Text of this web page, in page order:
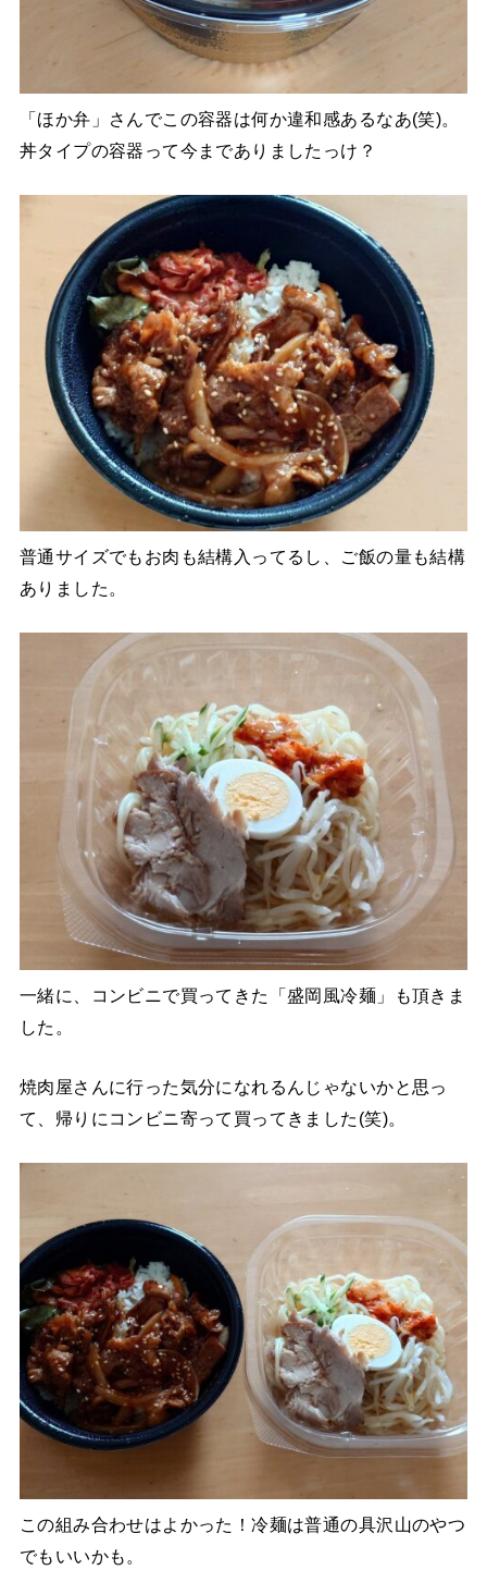
「ほか弁」さんでこの容器は何か違和感あるなあ(笑)。
丼タイプの容器って今までありましたっけ？
普通サイズでもお肉も結構入ってるし、ご飯の量も結構
ありました。
一緒に、コンビニで買ってきた「盛岡風冷麺」も頂きま
した。
焼肉屋さんに行った気分になれるんじゃないかと思っ
て、帰りにコンビニ寄って買ってきました(笑)。
この組み合わせはよかった！冷麺は普通の具沢山のやつ
でもいいかも。